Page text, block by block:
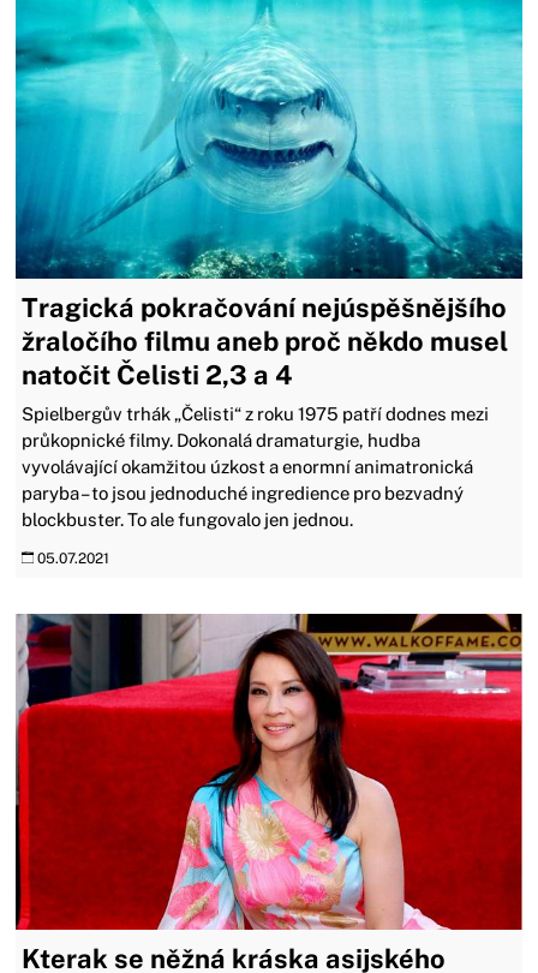
Tragická pokračování nejúspěšnějšího
žraločího filmu aneb proč někdo musel
natočit Čelisti 2,3 a 4
Spielbergův trhák „Čelisti“ z roku 1975 patří dodnes mezi
průkopnické filmy. Dokonalá dramaturgie, hudba
vyvolávající okamžitou úzkost a enormní animatronická
paryba – to jsou jednoduché ingredience pro bezvadný
blockbuster. To ale fungovalo jen jednou.
05.07.2021
Kterak se něžná kráska asijského